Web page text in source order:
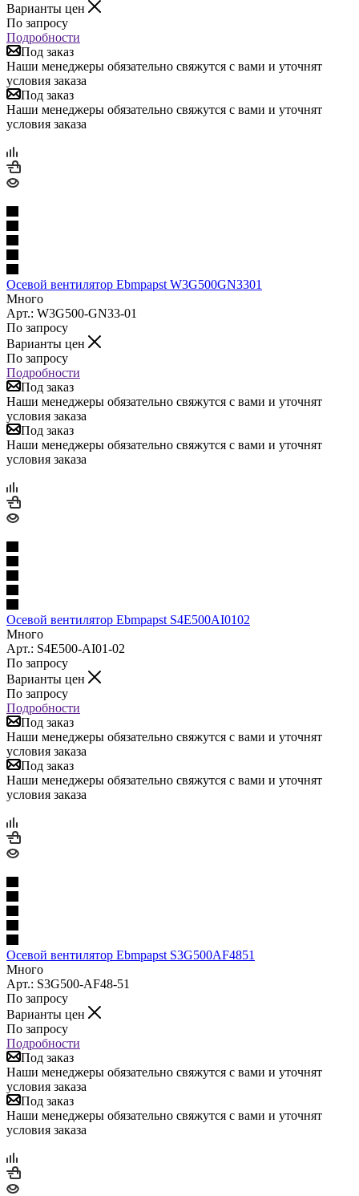
Варианты цен
По запросу
Подробности
Под заказ
Наши менеджеры обязательно свяжутся с вами и уточнят
условия заказа
Под заказ
Наши менеджеры обязательно свяжутся с вами и уточнят
условия заказа
Осевой вентилятор Ebmpapst W3G500GN3301
Много
Арт.: W3G500-GN33-01
По запросу
Варианты цен
По запросу
Подробности
Под заказ
Наши менеджеры обязательно свяжутся с вами и уточнят
условия заказа
Под заказ
Наши менеджеры обязательно свяжутся с вами и уточнят
условия заказа
Осевой вентилятор Ebmpapst S4E500AI0102
Много
Арт.: S4E500-AI01-02
По запросу
Варианты цен
По запросу
Подробности
Под заказ
Наши менеджеры обязательно свяжутся с вами и уточнят
условия заказа
Под заказ
Наши менеджеры обязательно свяжутся с вами и уточнят
условия заказа
Осевой вентилятор Ebmpapst S3G500AF4851
Много
Арт.: S3G500-AF48-51
По запросу
Варианты цен
По запросу
Подробности
Под заказ
Наши менеджеры обязательно свяжутся с вами и уточнят
условия заказа
Под заказ
Наши менеджеры обязательно свяжутся с вами и уточнят
условия заказа